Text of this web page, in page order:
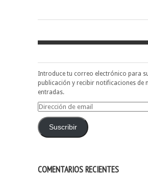
Introduce tu correo electrónico para
publicación y recibir notificaciones de
entradas.
Dirección
emailSuscribir
COMENTARIOS RECIENTES